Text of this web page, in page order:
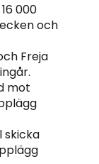
000
och
Freja
mot
skicka